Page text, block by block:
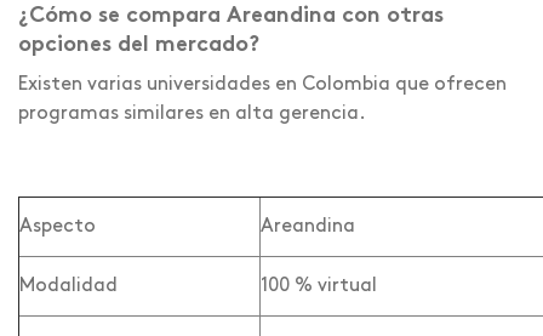
¿Cómo se compara Areandina con otras
opciones del mercado?
Existen varias universidades en Colombia que ofrecen
programas similares en alta gerencia.
Aspecto Areandina
Modalidad 100 % virtual